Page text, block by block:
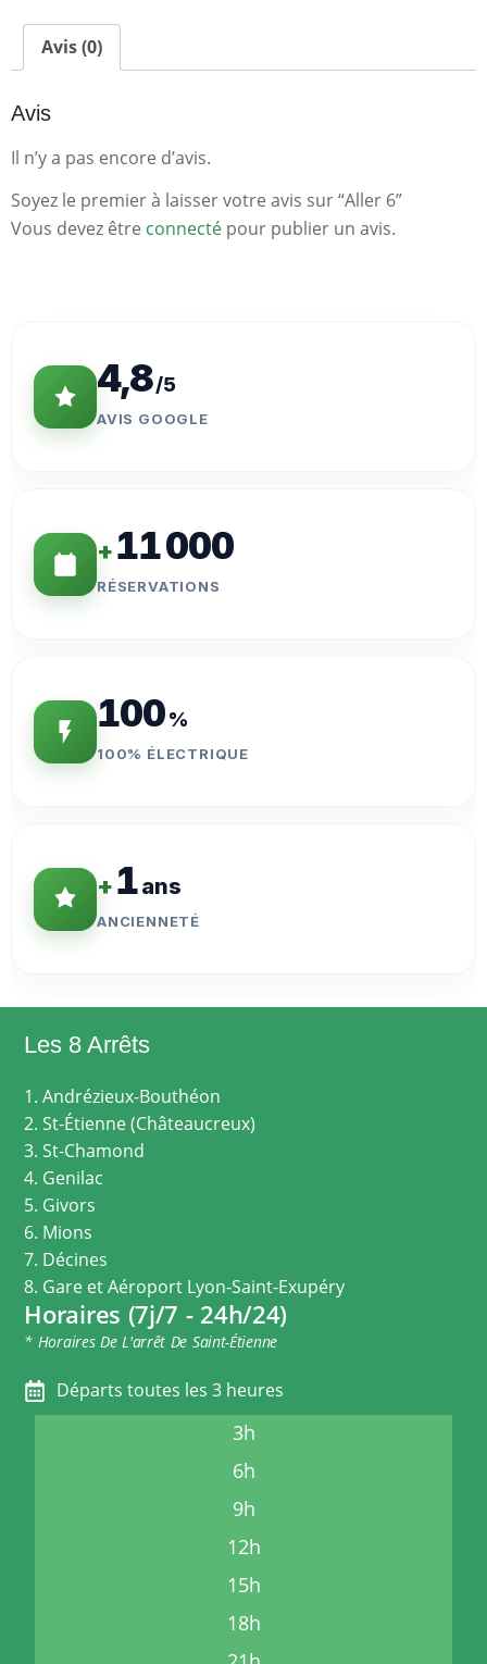
Avis (0)
Avis
Il n’y a pas encore d’avis.
Soyez le premier à laisser votre avis sur “Aller 6”
Vous devez être connecté pour publier un avis.
4,8/5
AVIS GOOGLE
+11 000
RÉSERVATIONS
100%
100% ÉLECTRIQUE
+1ans
ANCIENNETÉ
Les 8 Arrêts
1. Andrézieux-Bouthéon
2. St-Étienne (Châteaucreux)
3. St-Chamond
4. Genilac
5. Givors
6. Mions
7. Décines
8. Gare et Aéroport Lyon-Saint-Exupéry
Horaires (7j/7 - 24h/24)
* Horaires De L'arrêt De Saint-Étienne
Départs toutes les 3 heures
3h
6h
9h
12h
15h
18h